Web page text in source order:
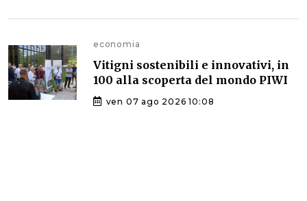
economia
Vitigni sostenibili e innovativi, in
100 alla scoperta del mondo PIWI
ven 07 ago 2026 10:08